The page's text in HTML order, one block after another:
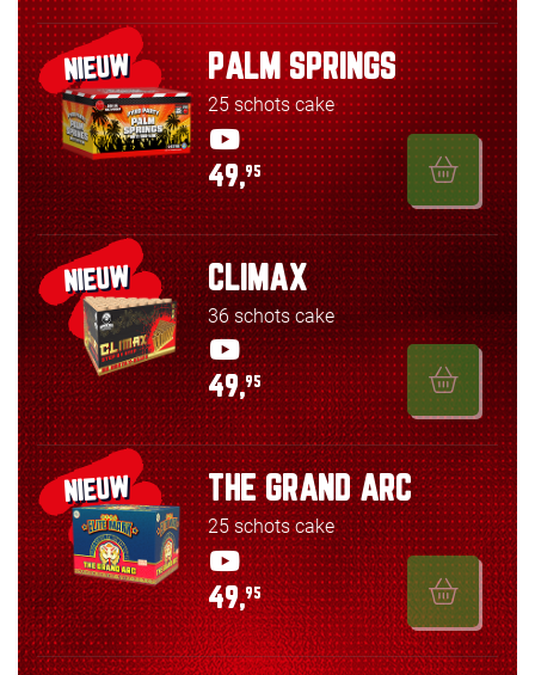
NIEUW PALM SPRINGS
25 schots cake
49,95
NIEUW CLIMAX
36 schots cake
49,95
NIEUW THE GRAND ARC
25 schots cake
49,95